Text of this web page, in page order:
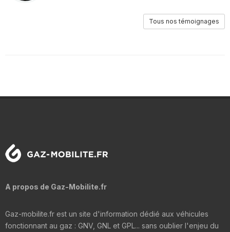
Tous nos témoignages
A propos de Gaz-Mobilite.fr
Gaz-mobilite.fr est un site d'information dédié aux véhicules
fonctionnant au gaz : GNV, GNL et GPL... sans oublier l'enjeu du